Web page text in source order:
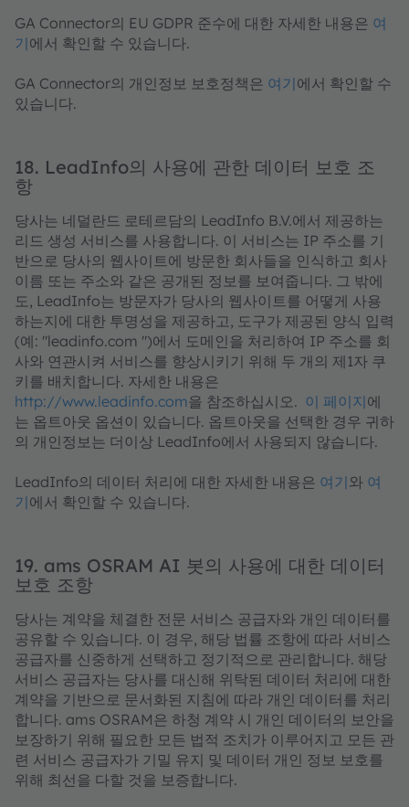
GA Connector의 EU GDPR 준수에 대한 자세한 내용은 여
기에서 확인할 수 있습니다.
GA Connector의 개인정보 보호정책은 여기에서 확인할 수
있습니다.
18. LeadInfo의 사용에 관한 데이터 보호 조
항
당사는 네덜란드 로테르담의 LeadInfo B.V.에서 제공하는
리드 생성 서비스를 사용합니다. 이 서비스는 IP 주소를 기
반으로 당사의 웹사이트에 방문한 회사들을 인식하고 회사
이름 또는 주소와 같은 공개된 정보를 보여줍니다. 그 밖에
도, LeadInfo는 방문자가 당사의 웹사이트를 어떻게 사용
하는지에 대한 투명성을 제공하고, 도구가 제공된 양식 입력
(예: "leadinfo.com ")에서 도메인을 처리하여 IP 주소를 회
사와 연관시켜 서비스를 향상시키기 위해 두 개의 제1자 쿠
키를 배치합니다. 자세한 내용은
http://www.leadinfo.com을 참조하십시오. 이 페이지에
는 옵트아웃 옵션이 있습니다. 옵트아웃을 선택한 경우 귀하
의 개인정보는 더이상 LeadInfo에서 사용되지 않습니다.
LeadInfo의 데이터 처리에 대한 자세한 내용은 여기와 여
기에서 확인할 수 있습니다.
19. ams OSRAM AI 봇의 사용에 대한 데이터
보호 조항
당사는 계약을 체결한 전문 서비스 공급자와 개인 데이터를
공유할 수 있습니다. 이 경우, 해당 법률 조항에 따라 서비스
공급자를 신중하게 선택하고 정기적으로 관리합니다. 해당
서비스 공급자는 당사를 대신해 위탁된 데이터 처리에 대한
계약을 기반으로 문서화된 지침에 따라 개인 데이터를 처리
합니다. ams OSRAM은 하청 계약 시 개인 데이터의 보안을
보장하기 위해 필요한 모든 법적 조치가 이루어지고 모든 관
련 서비스 공급자가 기밀 유지 및 데이터 개인 정보 보호를
위해 최선을 다할 것을 보증합니다.